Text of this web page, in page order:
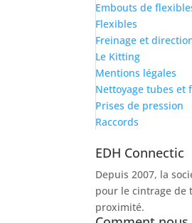
Embouts de
Flexibles
Freinage et
Le Kitting
Mentions légales
Nettoyage tubes et
Prises de pression
Raccords
EDH Connectic
Depuis 2007, la
pour le cintrage de
proximité.